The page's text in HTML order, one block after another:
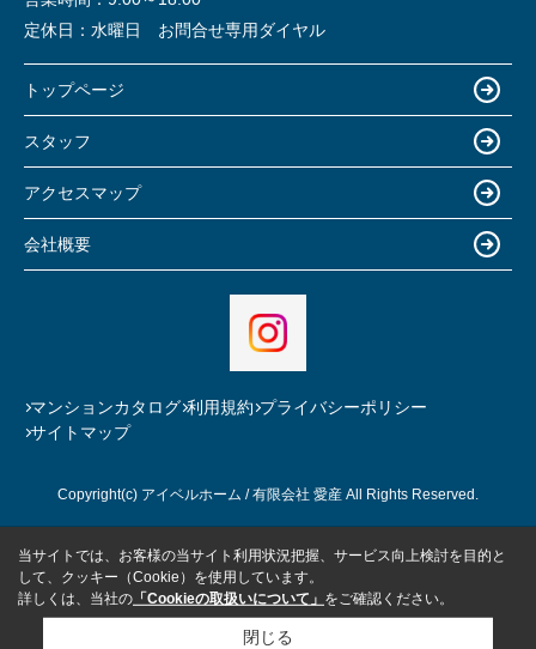
定休日： 水曜日 お問合せ専用ダイヤル
トップページ
スタッフ
アクセスマップ
会社概要
マンションカタログ 利用規約 プライバシーポリシー
サイトマップ
Copyright(c) アイベルホーム / 有限会社 愛産 All Rights Reserved.
当サイトでは、お客様の当サイト利用状況把握、サービス向上検討を目的と
して、クッキー（Cookie）を使用しています。
詳しくは、当社の 「Cookieの取扱いについて」 をご確認ください。
閉じる